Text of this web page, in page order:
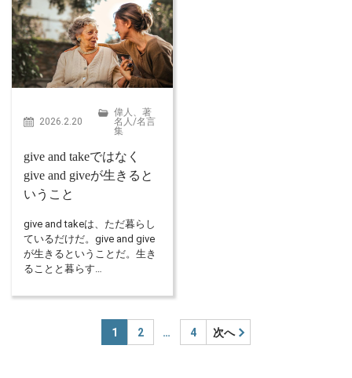
2026.2.20
偉人、著
名人/名言
集
give and takeではなく
give and giveが生きると
いうこと
give and takeは、ただ暮らし
ているだけだ。give and give
が生きるということだ。生き
ることと暮らす…
1 2 … 4 次へ